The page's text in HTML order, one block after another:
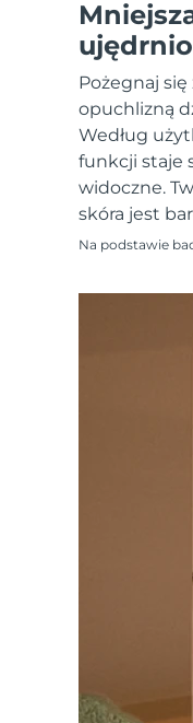
Pożegnaj
opuchlizną
Według
funkcji staje
widoczne.
skóra jest
Na podstawie
All
All
18% PAP
Kosmetyki
Kupuj